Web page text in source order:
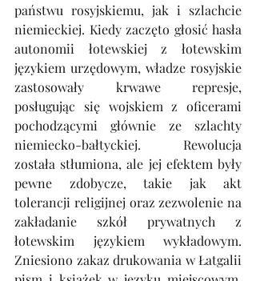
państwu rosyjskiemu, jak i szlachcie
niemieckiej. Kiedy zaczęto głosić hasła
autonomii łotewskiej z łotewskim
językiem urzędowym, władze rosyjskie
zastosowały krwawe represje,
posługując się wojskiem z oficerami
pochodzącymi głównie ze szlachty
niemiecko-bałtyckiej. Rewolucja
została stłumiona, ale jej efektem były
pewne zdobycze, takie jak akt
tolerancji religijnej oraz zezwolenie na
zakładanie szkół prywatnych z
łotewskim językiem wykładowym.
Zniesiono zakaz drukowania w Łatgalii